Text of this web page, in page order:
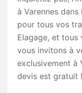
à Varennes
pour tous vos
Elagage, et tous
vous invitons à
exclusivement à
devis est gratuit !